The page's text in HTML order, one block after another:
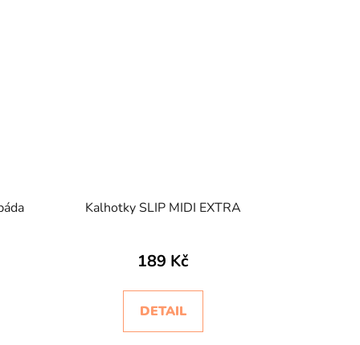
Kalhotky SLIP MIDI EXTRA
189 Kč
DETAIL